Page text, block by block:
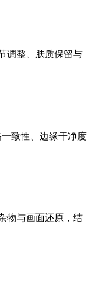
调整、肤质保留与
一致性、边缘干净度
物与画面还原，结